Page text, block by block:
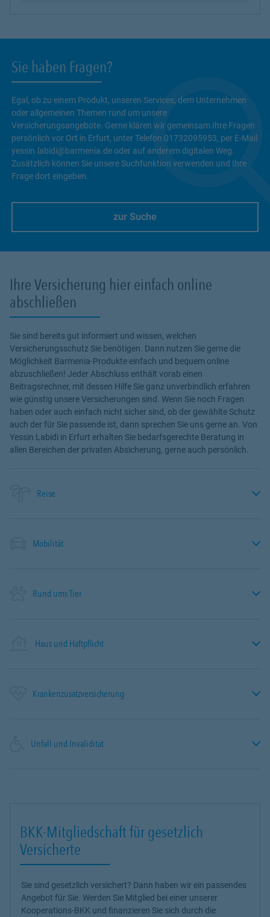
Sie haben Fragen?
Egal, ob zu einem Produkt, unseren Services, dem Unternehmen
oder allgemeinen Themen rund um unsere
Versicherungsangebote. Gerne klären wir gemeinsam Ihre Fragen
persönlich vor Ort in Erfurt, unter Telefon 01732095953, per E-Mail
yessin.labidi@barmenia.de oder auf anderem digitalen Weg.
Zusätzlich können Sie unsere Suchfunktion verwenden und Ihre
Frage dort eingeben.
zur Suche
Ihre Versicherung hier einfach online
abschließen
Sie sind bereits gut informiert und wissen, welchen
Versicherungsschutz Sie benötigen. Dann nutzen Sie gerne die
Möglichkeit Barmenia-Produkte einfach und bequem online
abzuschließen! Jeder Abschluss enthält vorab einen
Beitragsrechner, mit dessen Hilfe Sie ganz unverbindlich erfahren
wie günstig unsere Versicherungen sind. Wenn Sie noch Fragen
haben oder auch einfach nicht sicher sind, ob der gewählte Schutz
auch der für Sie passende ist, dann sprechen Sie uns gerne an. Von
Yessin Labidi in Erfurt erhalten Sie bedarfsgerechte Beratung in
allen Bereichen der privaten Absicherung, gerne auch persönlich.
Reise
Mobilität
Rund ums Tier
Haus und Haftpflicht
Krankenzusatzversicherung
Unfall und Invalidität
BKK-Mitgliedschaft für gesetzlich
Versicherte
Sie sind gesetzlich versichert? Dann haben wir ein passendes
Angebot für Sie. Werden Sie Mitglied bei einer unserer
Kooperations-BKK und finanzieren Sie sich durch die